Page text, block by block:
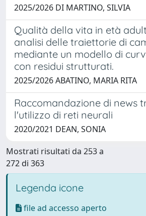
2025/2026 DI MARTINO, SILVIA
Qualità della vita in età
analisi delle traiettorie di
mediante un modello di
con residui strutturati.
2025/2026 ABATINO, MARIA RITA
Raccomandazione di news
l'utilizzo di reti neurali
2020/2021 DEAN, SONIA
Mostrati risultati da 253 a
272 di 363
Legenda icone
file ad accesso aperto